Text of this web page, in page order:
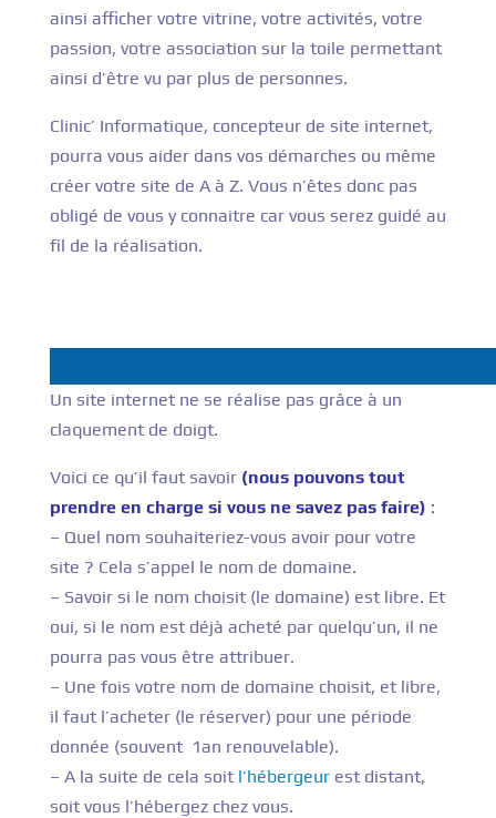
ainsi afficher votre vitrine, votre activités, votre
passion, votre association sur la toile permettant
ainsi d’être vu par plus de personnes.
Clinic’ Informatique, concepteur de site internet,
pourra vous aider dans vos démarches ou même
créer votre site de A à Z. Vous n’êtes donc pas
obligé de vous y connaitre car vous serez guidé au
fil de la réalisation.
Un site internet ne se réalise pas grâce à un
claquement de doigt.
Voici ce qu’il faut savoir (nous pouvons tout
prendre en charge si vous ne savez pas faire) :
– Quel nom souhaiteriez-vous avoir pour votre
site ? Cela s’appel le nom de domaine.
– Savoir si le nom choisit (le domaine) est libre. Et
oui, si le nom est déjà acheté par quelqu’un, il ne
pourra pas vous être attribuer.
– Une fois votre nom de domaine choisit, et libre,
il faut l’acheter (le réserver) pour une période
donnée (souvent 1an renouvelable).
– A la suite de cela soit l’hébergeur est distant,
soit vous l’hébergez chez vous.